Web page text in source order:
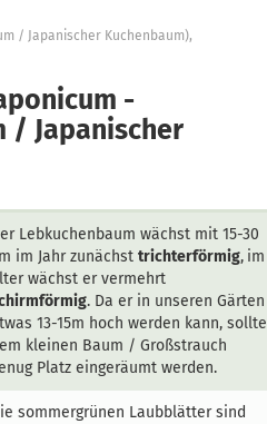
/ Japanischer Kuchenbaum),
-
/ Japanischer
Lebkuchenbaum wächst mit 15-30
im Jahr zunächst trichterförmig, im
wächst er vermehrt
. Da er in unseren Gärten
13-15m hoch werden kann, sollte
kleinen Baum / Großstrauch
Platz eingeräumt werden.
sommergrünen Laubblätter sind